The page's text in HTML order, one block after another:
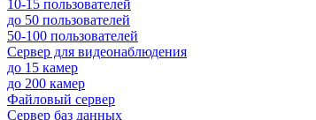
10-15 пользователей
до 50 пользователей
50-100 пользователей
Сервер для видеонаблюдения
до 15 камер
до 200 камер
Файловый сервер
Сервер баз данных